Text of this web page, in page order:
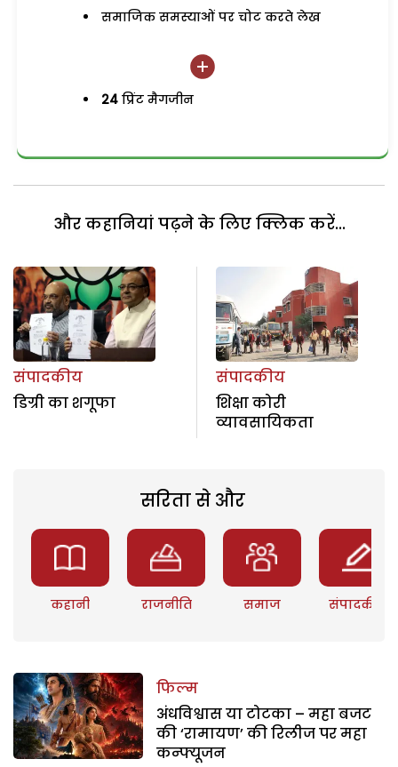
समाजिक समस्याओं पर चोट करते लेख
24 प्रिंट मैगजीन
और कहानियां पढ़ने के लिए क्लिक करें...
संपादकीय
डिग्री का शगूफा
संपादकीय
शिक्षा कोरी
व्यावसायिकता
सरिता से और
कहानी राजनीति समाज संपादकीय
फिल्म
अंधविश्वास या टोटका – महा बजट
की ‘रामायण’ की रिलीज पर महा
कन्फ्यूजन